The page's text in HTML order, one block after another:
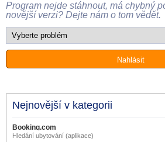
Program nejde stáhnout, má chybný
novější verzi? Dejte nám o tom vědět.
Nejnovější v kategorii
Booking.com
Hledání ubytování (aplikace)